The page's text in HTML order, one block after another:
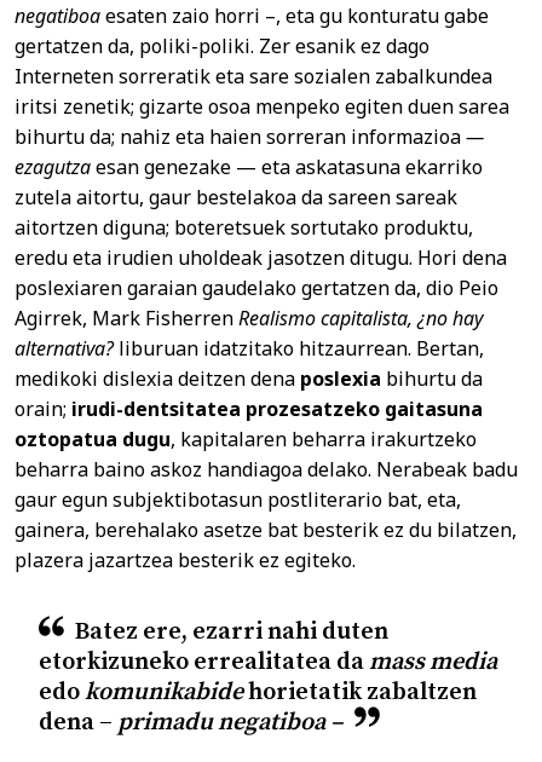
negatiboaesaten zaio horri –, eta gu konturatu gabe
gertatzen da, poliki-poliki. Zer esanik ez dago
Interneten sorreratik eta sare sozialen zabalkundea
iritsi zenetik; gizarte osoa menpeko egiten duen sarea
bihurtu da; nahiz eta haien sorreran informazioa—
ezagutzaesan genezake — eta askatasuna ekarriko
zutela aitortu, gaur bestelakoa da sareen sareak
aitortzen diguna; boteretsuek sortutako produktu,
eredu eta irudien uholdeak jasotzen ditugu. Hori dena
poslexiaren garaian gaudelako gertatzen da, dio Peio
Agirrek, Mark FisherrenRealismo capitalista, ¿no hay
alternativa?liburuan idatzitako hitzaurrean. Bertan,
medikoki dislexia deitzen dena poslexia bihurtu da
orain; irudi-dentsitatea prozesatzeko gaitasuna
oztopatua dugu, kapitalaren beharra irakurtzeko
beharra baino askoz handiagoa delako. Nerabeak badu
gaur egun subjektibotasun postliterario bat, eta,
gainera, berehalako asetze bat besterik ez du bilatzen,
plazera jazartzea besterik ez egiteko.
Batez ere, ezarri nahi duten
etorkizuneko errealitatea damass media
edokomunikabidehorietatik zabaltzen
dena – primadu negatiboa –